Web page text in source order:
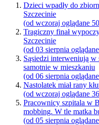
Dzieci wpadły do
Szczecinie
(od wczoraj oglądane
Tragiczny finał
Szczecinie
(od 03 sierpnia
Sąsiedzi interweniują w
samotnie w mieszkaniu
(od 06 sierpnia
Nastolatek miał rany
(od wczoraj oglądane
Pracownicy szpitala w
mobbing. W tle matka
(od 05 sierpnia